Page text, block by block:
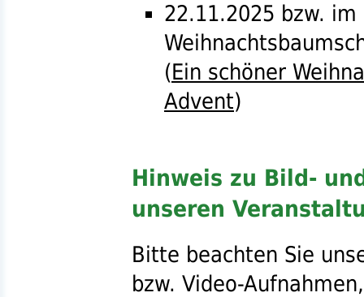
22.11.2025 bzw. im
(Ein schöner
Advent)
Hinweis zu Bild-
unseren
Bitte beachten Sie
bzw. Video-